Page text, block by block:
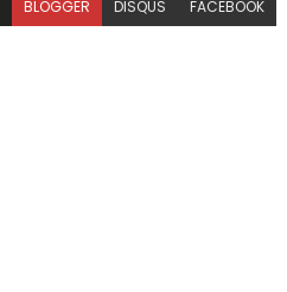
BLOGGER DISQUS FACEBOOK